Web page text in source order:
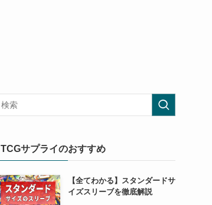
TCGサプライのおすすめ
【全てわかる】スタンダードサ
イズスリーブを徹底解説